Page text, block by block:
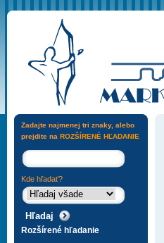
Zadajte najmenej tri znaky, alebo
prejdite na ROZŠÍRENÉ HĽADANIE
Kde hľadať?
Rozšírené hľadanie